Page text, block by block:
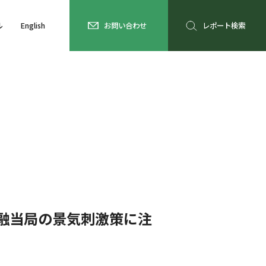
English お問い合わせ レポート検索
当局の景気刺激策に注